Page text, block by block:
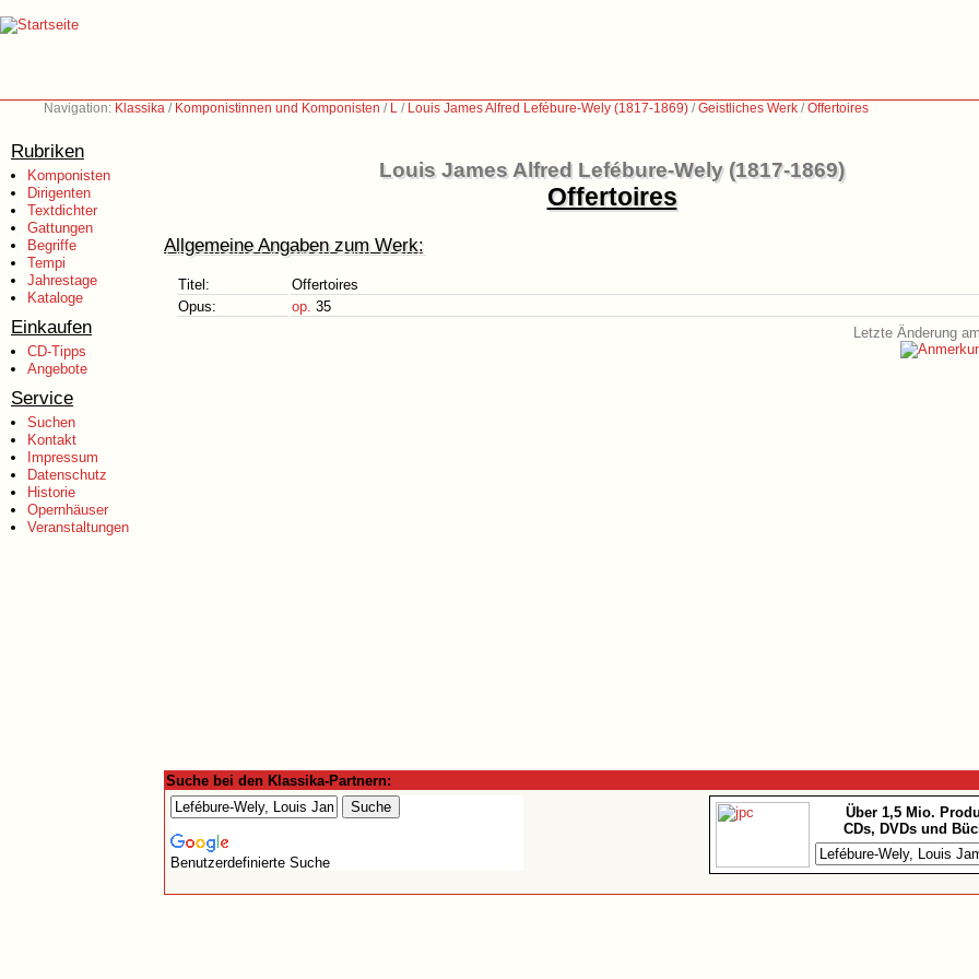
Navigation: Klassika / Komponistinnen und Komponisten / L / Louis James Alfred Lefébure-Wely (1817-1869) /Geistliches Werk /Offertoires
Rubriken
Komponisten
Dirigenten
Textdichter
Gattungen
Begriffe
Tempi
Jahrestage
Kataloge
Einkaufen
CD-Tipps
Angebote
Service
Suchen
Kontakt
Impressum
Datenschutz
Historie
Opernhäuser
Veranstaltungen
Louis James Alfred Lefébure-Wely (1817-1869)
Offertoires
Allgemeine Angaben zum Werk:
Titel:
Offertoires
Opus:
op. 35
Letzte Änderung
Suche bei den Klassika-Partnern:
Benutzerdefinierte Suche
Über 1,5 Mio.
CDs, DVDs und